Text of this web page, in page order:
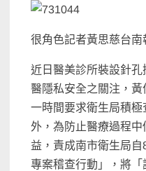
很角色記者黃思慈台南
近日醫美診所裝設針
醫隱私安全之關注，
一時間要求衛生局積
外，為防止醫療過程
益，責成南市衛生局
專案稽查行動」，將